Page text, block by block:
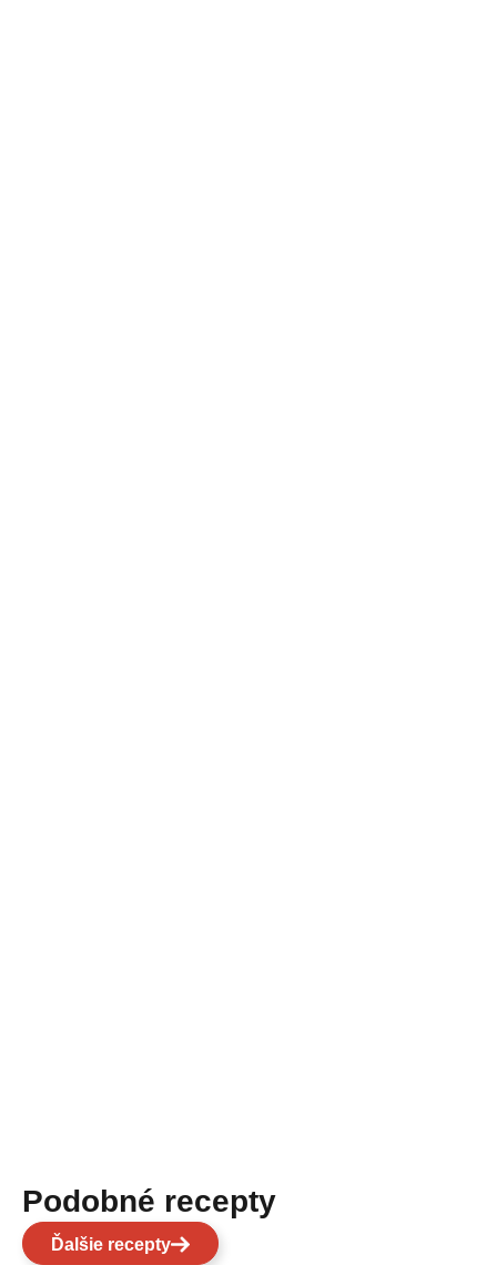
Podobné recepty
Ďalšie recepty